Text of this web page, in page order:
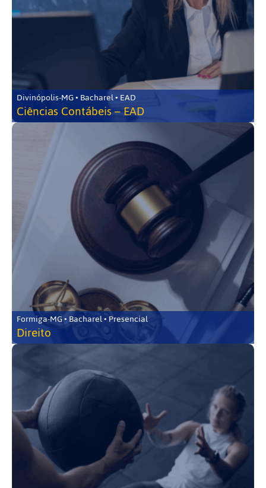
Divinópolis-MG • Bacharel • EAD
Ciências Contábeis – EAD
Formiga-MG • Bacharel • Presencial
Direito